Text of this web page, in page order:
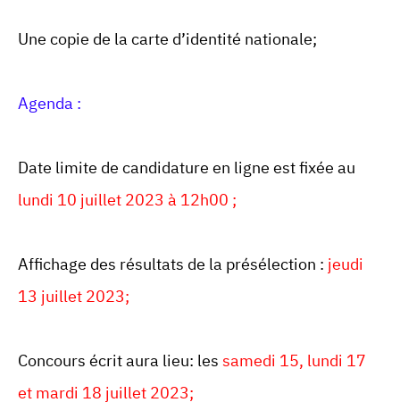
Une copie de la carte d’identité nationale;
Agenda :
Date limite de candidature en ligne est fixée au
lundi 10 juillet 2023 à 12h00 ;
Affichage des résultats de la présélection : jeudi
13 juillet 2023;
Concours écrit aura lieu: lessamedi 15, lundi 17
et mardi 18 juillet 2023;